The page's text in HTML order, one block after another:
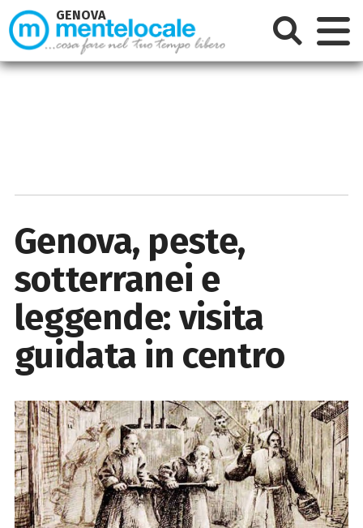
Genova, peste,
sotterranei e
leggende: visita
guidata in centro
GENOVA